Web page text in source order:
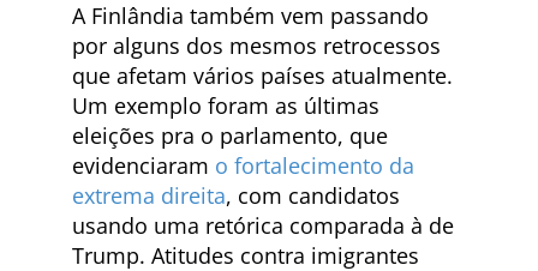
A Finlândia também vem passando
por alguns dos mesmos retrocessos
que afetam vários países atualmente.
Um exemplo foram as últimas
eleições pra o parlamento, que
evidenciaram o fortalecimento da
extrema direita, com candidatos
usando uma retórica comparada à de
Trump. Atitudes contra imigrantes